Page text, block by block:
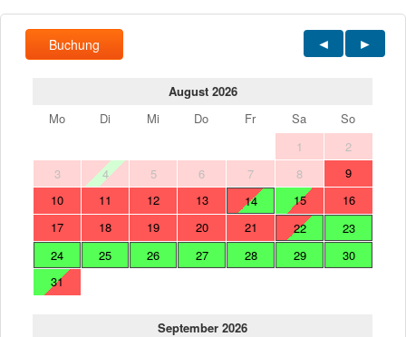
Buchung
August 2026
Mo
Di Mi Do Fr Sa
So
1
2
3
4 5 6 7 8
9
10
11 12 13 14 15
16
17
18 19 20 21 22
23
24
25 26 27 28 29
30
31
September 2026